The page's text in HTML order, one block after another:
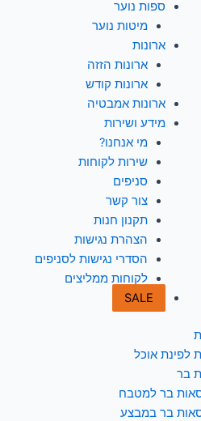
ספות נוער
מיטות נוער
ארונות
ארונות הזזה
ארונות קודש
ארונות אמבטיה
מידע ושירות
מי אנחנו?
שירות לקוחות
סניפים
צור קשר
תקנון חנות
הצהרת נגישות
הסדרי נגישות לסניפים
לקוחות ממליצים
SALE
לפינת אוכל
בר
בר למטבח
בר במבצע